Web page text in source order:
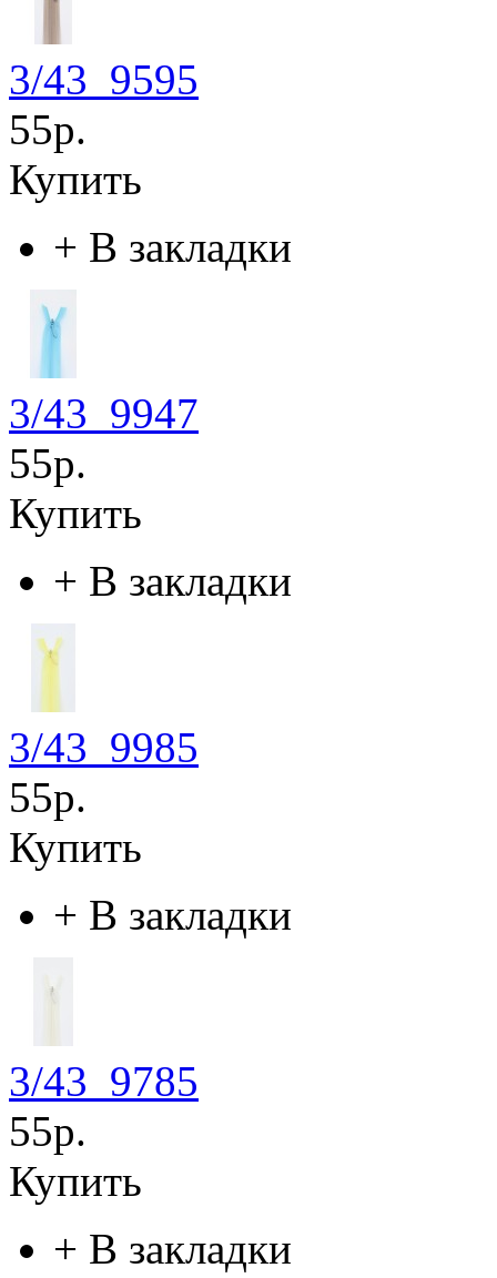
3/43_9595
55р.
Купить
+ В закладки
3/43_9947
55р.
Купить
+ В закладки
3/43_9985
55р.
Купить
+ В закладки
3/43_9785
55р.
Купить
+ В закладки